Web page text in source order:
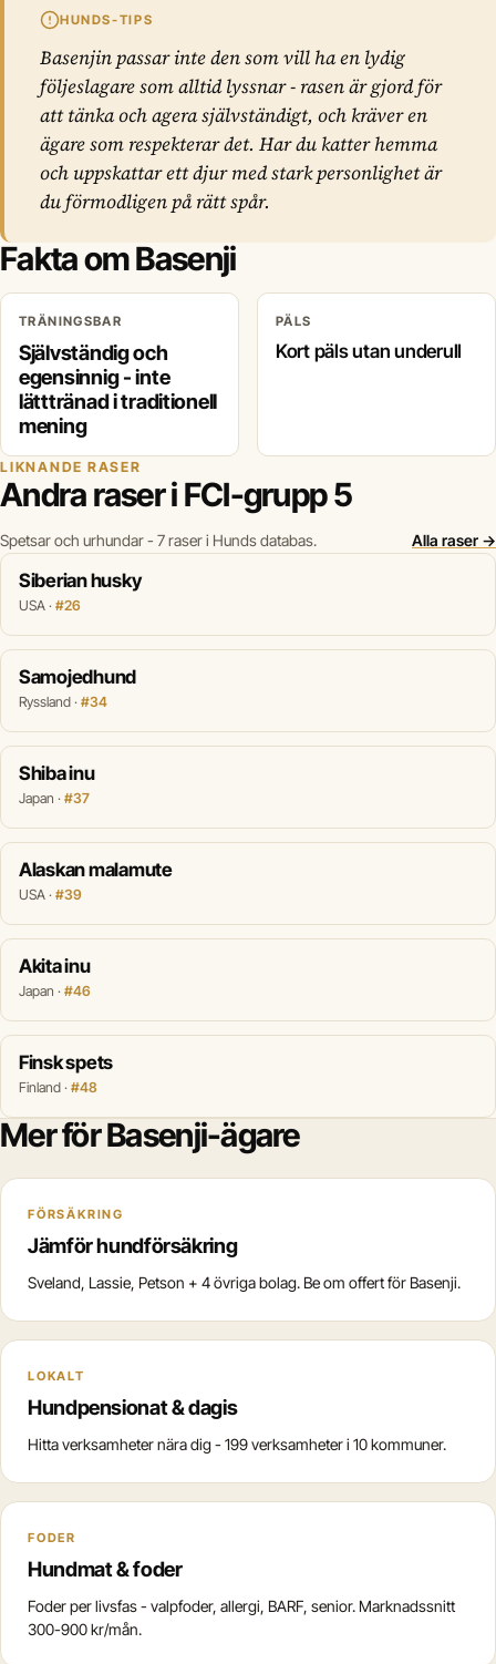
HUNDS-TIPS
Basenjin passar inte den som vill ha en lydig
följeslagare som alltid lyssnar - rasen är gjord för
att tänka och agera självständigt, och kräver en
ägare som respekterar det. Har du katter hemma
och uppskattar ett djur med stark personlighet är
du förmodligen på rätt spår.
Fakta om Basenji
TRÄNINGSBAR
Självständig och
egensinnig - inte
lätttränad i traditionell
mening
PÄLS
Kort päls utan underull
LIKNANDE RASER
Andra raser i FCI-grupp 5
Spetsar och urhundar - 7 raser i Hunds databas. Alla raser →
Siberian husky
USA · #26
Samojedhund
Ryssland · #34
Shiba inu
Japan · #37
Alaskan malamute
USA · #39
Akita inu
Japan · #46
Finsk spets
Finland · #48
Mer för Basenji-ägare
FÖRSÄKRING
Jämför hundförsäkring
Sveland, Lassie, Petson + 4 övriga bolag. Be om offert för Basenji.
LOKALT
Hundpensionat & dagis
Hitta verksamheter nära dig - 199 verksamheter i 10 kommuner.
FODER
Hundmat & foder
Foder per livsfas - valpfoder, allergi, BARF, senior. Marknadssnitt
300-900 kr/mån.